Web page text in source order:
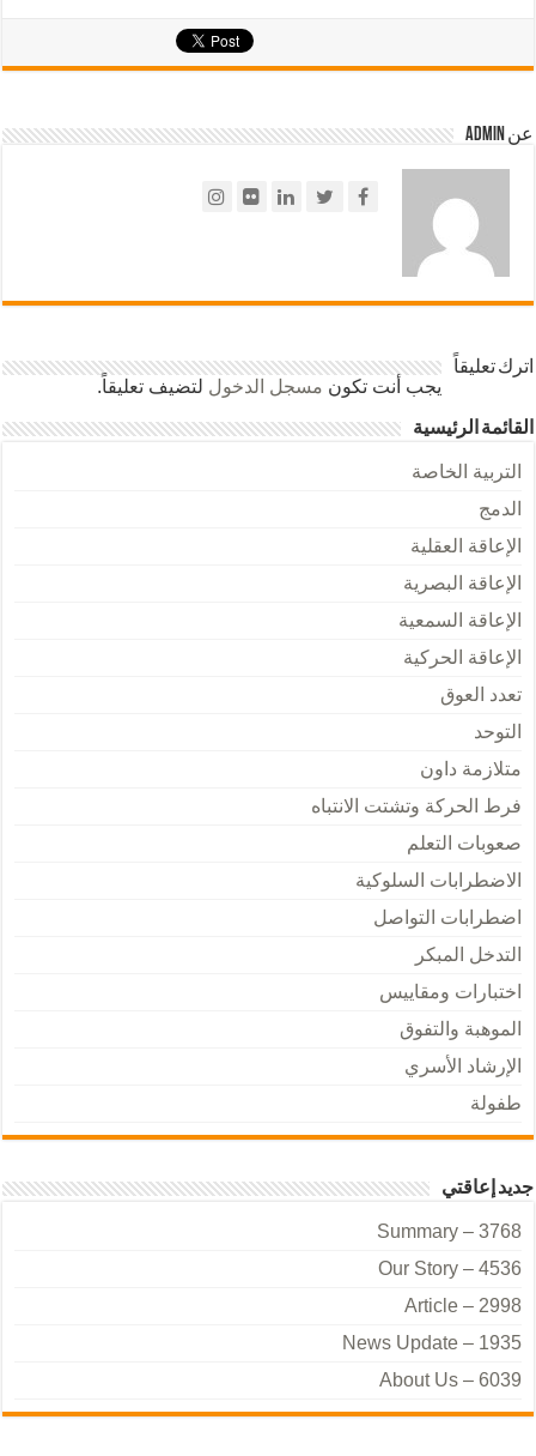
عن admin
اترك تعليقاً
يجب أنت تكون مسجل الدخول لتضيف تعليقاً.
القائمة الرئيسية
التربية الخاصة
الدمج
الإعاقة العقلية
الإعاقة البصرية
الإعاقة السمعية
الإعاقة الحركية
تعدد العوق
التوحد
متلازمة داون
فرط الحركة وتشتت الانتباه
صعوبات التعلم
الاضطرابات السلوكية
اضطرابات التواصل
التدخل المبكر
اختبارات ومقاييس
الموهبة والتفوق
الإرشاد الأسري
طفولة
جديد إعاقتي
Summary – 3768
Our Story – 4536
Article – 2998
News Update – 1935
About Us – 6039